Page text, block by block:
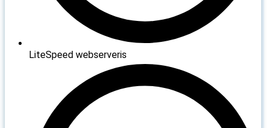
LiteSpeed webserveris